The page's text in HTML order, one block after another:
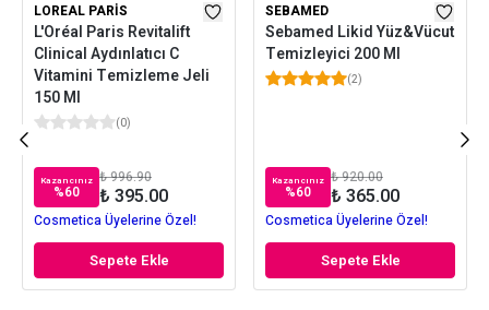
LOREAL PARIS
L'Oréal Paris Revitalift
Clinical Aydınlatıcı C
Vitamini Temizleme Jeli
150 Ml
(0)
Kazancınız
%60
₺ 996.90
₺ 395.00
Cosmetica Üyelerine Özel!
Sepete Ekle
SEBAMED
Sebamed Likid Yüz&Vücut
Temizleyici 200 Ml
(2)
Kazancınız
%60
₺ 920.00
₺ 365.00
Cosmetica Üyelerine Özel!
Sepete Ekle